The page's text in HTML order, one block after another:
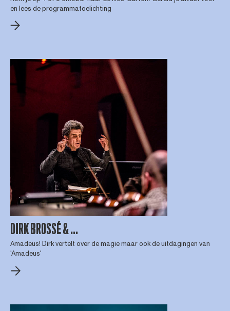
en lees de programmatoelichting
DIRK BROSSÉ & ...
Amadeus! Dirk vertelt over de magie maar ook de uitdagingen van
'Amadeus'